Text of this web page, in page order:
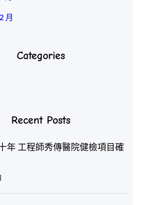
月
Categories
Recent Posts
年 工程師秀傳醫院健檢項目確